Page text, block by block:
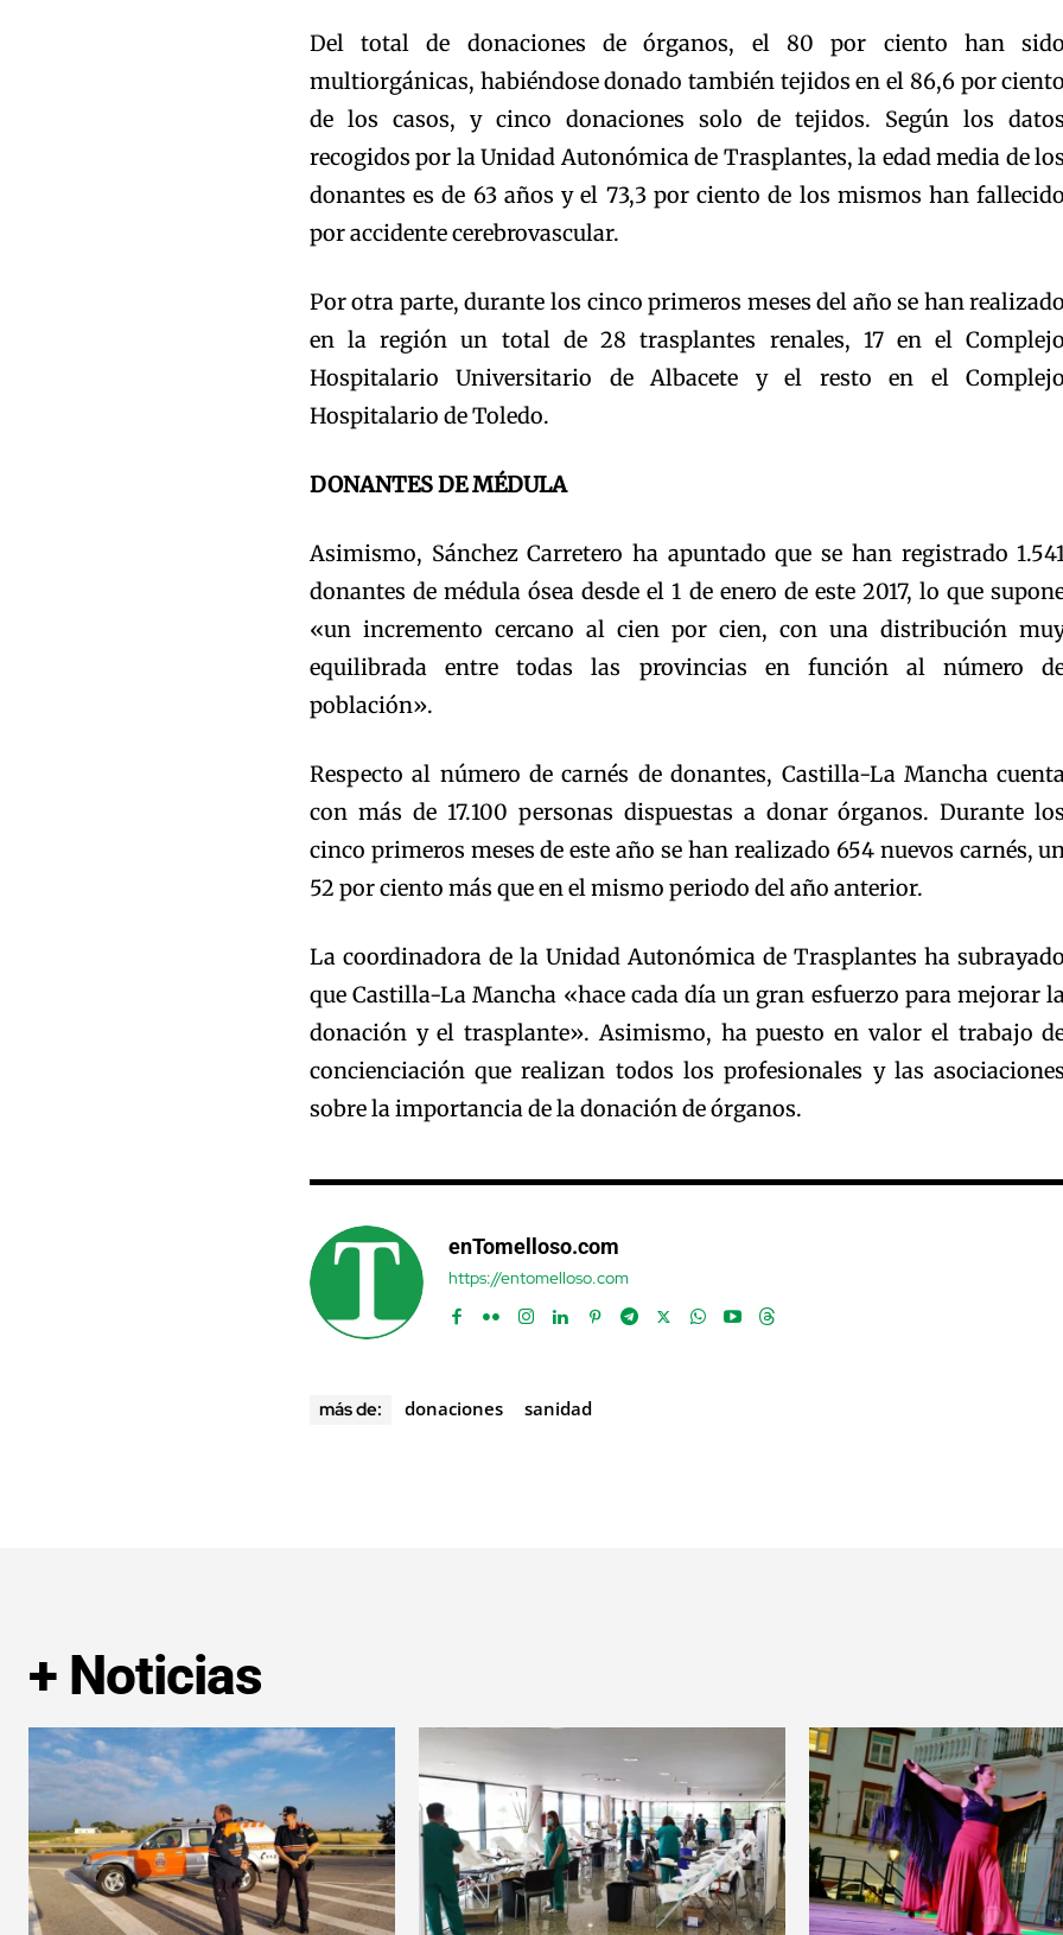
Del total de donaciones de órganos, el 80 por ciento han sido
multiorgánicas, habiéndose donado también tejidos en el 86,6 por ciento
de los casos, y cinco donaciones solo de tejidos. Según los datos
recogidos por la Unidad Autonómica de Trasplantes, la edad media de los
donantes es de 63 años y el 73,3 por ciento de los mismos han fallecido
por accidente cerebrovascular.
Por otra parte, durante los cinco primeros meses del año se han realizado
en la región un total de 28 trasplantes renales, 17 en el Complejo
Hospitalario Universitario de Albacete y el resto en el Complejo
Hospitalario de Toledo.
DONANTES DE MÉDULA
Asimismo, Sánchez Carretero ha apuntado que se han registrado
donantes de médula ósea desde el 1 de enero de este 2017, lo que
«un incremento cercano al cien por cien, con una distribución
equilibrada entre todas las provincias en función al número
población».
Respecto al número de carnés de donantes, Castilla-La Mancha
con más de 17.100 personas dispuestas a donar órganos. Durante los
cinco primeros meses de este año se han realizado 654 nuevos carnés,
52 por ciento más que en el mismo periodo del año anterior.
La coordinadora de la Unidad Autonómica de Trasplantes ha subrayado
que Castilla-La Mancha «hace cada día un gran esfuerzo para mejorar
donación y el trasplante». Asimismo, ha puesto en valor el trabajo
concienciación que realizan todos los profesionales y las asociaciones
sobre la importancia de la donación de órganos.
enTomelloso.com
https://entomelloso.com
más de: donaciones sanidad
+ Noticias